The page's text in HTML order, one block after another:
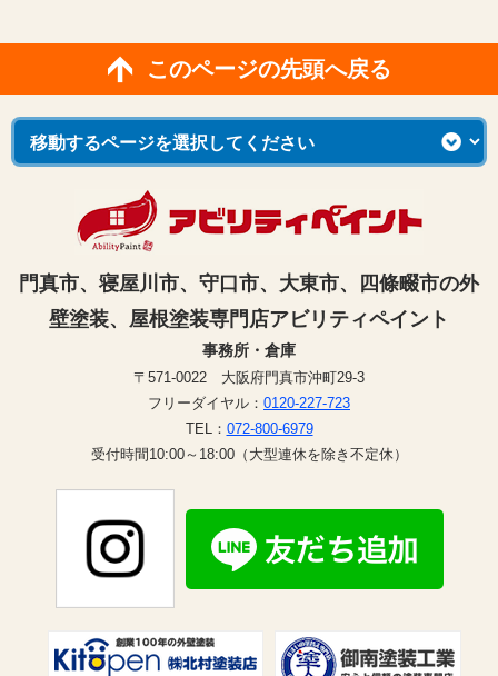
このページの先頭へ戻る
門真市、寝屋川市、守口市、大東市、四條畷市の外
壁塗装、屋根塗装専門店アビリティペイント
事務所・倉庫
〒571-0022 大阪府門真市沖町29-3
フリーダイヤル：0120-227-723
TEL：072-800-6979